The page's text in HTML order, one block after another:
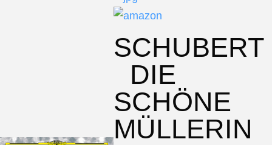
SCHUBERT
DIE
SCHÖNE
MÜLLERIN